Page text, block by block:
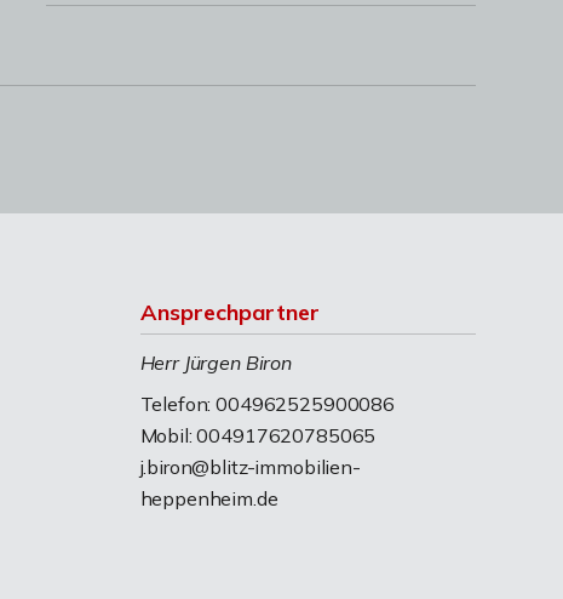
Ansprechpartner
Herr Jürgen Biron
Telefon: 004962525900086
Mobil: 004917620785065
j.biron@blitz-immobilien-
heppenheim.de